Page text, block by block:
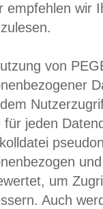
empfehlen wir
von
für jeden
um
Auch